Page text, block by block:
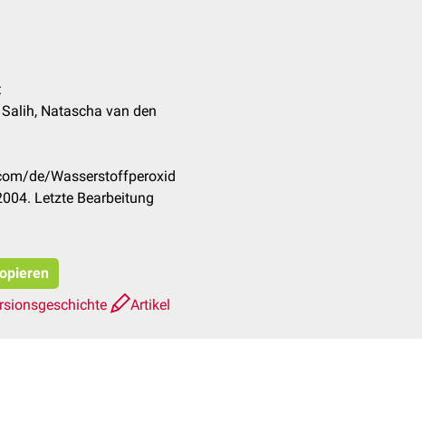
Natascha van den
de/Wasserstoffperoxid
Letzte Bearbeitung
Artikel